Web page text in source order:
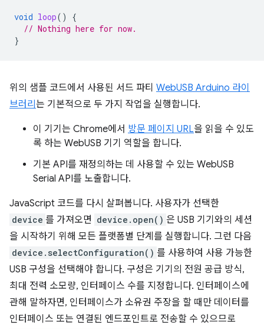
void loop()
{
// Nothing here for now.
}
위의 샘플 코드에서 사용된 서드 파티 WebUSB Arduino 라이
브러리 는 기본적으로 두 가지 작업을 실행합니다.
이 기기는 Chrome에서 방문 페이지 URL을 읽을 수 있도
록 하는 WebUSB 기기 역할을 합니다.
기본 API를 재정의하는 데 사용할 수 있는 WebUSB
Serial API를 노출합니다.
JavaScript 코드를 다시 살펴봅니다. 사용자가 선택한
device 를 가져오면 device.open() 은 USB 기기와의 세션
을 시작하기 위해 모든 플랫폼별 단계를 실행합니다. 그런 다음
device.selectConfiguration() 를 사용하여 사용 가능한
USB 구성을 선택해야 합니다. 구성은 기기의 전원 공급 방식,
최대 전력 소모량, 인터페이스 수를 지정합니다. 인터페이스에
관해 말하자면, 인터페이스가 소유권 주장을 할 때만 데이터를
인터페이스 또는 연결된 엔드포인트로 전송할 수 있으므로